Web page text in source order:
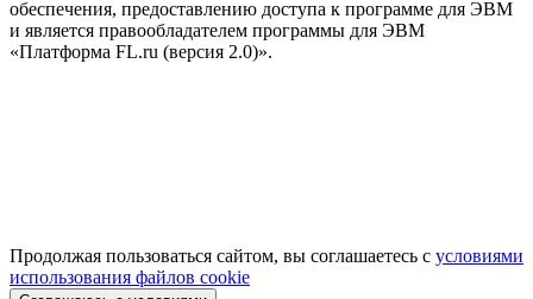
обеспечения, предоставлению доступа к программе для ЭВМ
и является правообладателем программы для ЭВМ
«Платформа FL.ru (версия 2.0)».
Продолжая пользоваться сайтом, вы соглашаетесь с условиями
использования файлов cookie